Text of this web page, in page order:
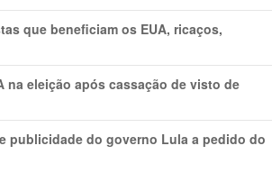
que beneficiam os EUA, ricaços,
na eleição após cassação de visto de
publicidade do governo Lula a pedido do